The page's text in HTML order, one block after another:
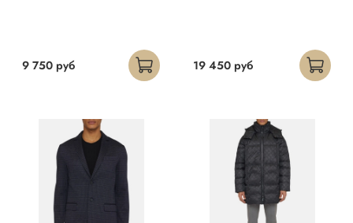
9 750 руб 19 450 руб